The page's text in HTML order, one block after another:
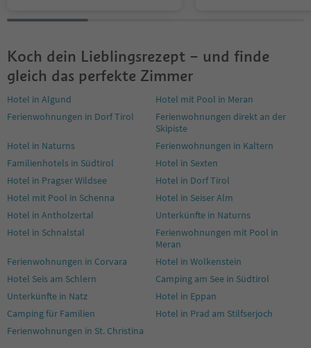
Koch dein Lieblingsrezept – und finde
gleich das perfekte Zimmer
Hotel in Algund
Hotel mit Pool in Meran
Ferienwohnungen in Dorf Tirol
Ferienwohnungen direkt an der
Skipiste
Hotel in Naturns
Ferienwohnungen in Kaltern
Familienhotels in Südtirol
Hotel in Sexten
Hotel in Pragser Wildsee
Hotel in Dorf Tirol
Hotel mit Pool in Schenna
Hotel in Seiser Alm
Hotel in Antholzertal
Unterkünfte in Naturns
Hotel in Schnalstal
Ferienwohnungen mit Pool in
Meran
Ferienwohnungen in Corvara
Hotel in Wolkenstein
Hotel Seis am Schlern
Camping am See in Südtirol
Unterkünfte in Natz
Hotel in Eppan
Camping für Familien
Hotel in Prad am Stilfserjoch
Ferienwohnungen in St. Christina